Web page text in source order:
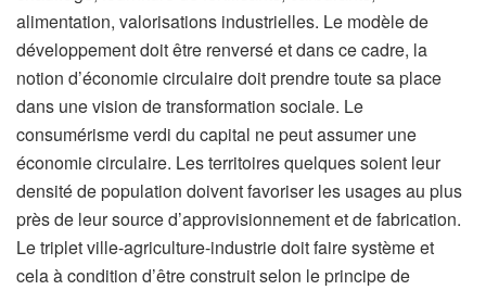
alimentation, valorisations industrielles. Le modèle de
développement doit être renversé et dans ce cadre, la
notion d’économie circulaire doit prendre toute sa place
dans une vision de transformation sociale. Le
consumérisme verdi du capital ne peut assumer une
économie circulaire. Les territoires quelques soient leur
densité de population doivent favoriser les usages au plus
près de leur source d’approvisionnement et de fabrication.
Le triplet ville-agriculture-industrie doit faire système et
cela à condition d’être construit selon le principe de